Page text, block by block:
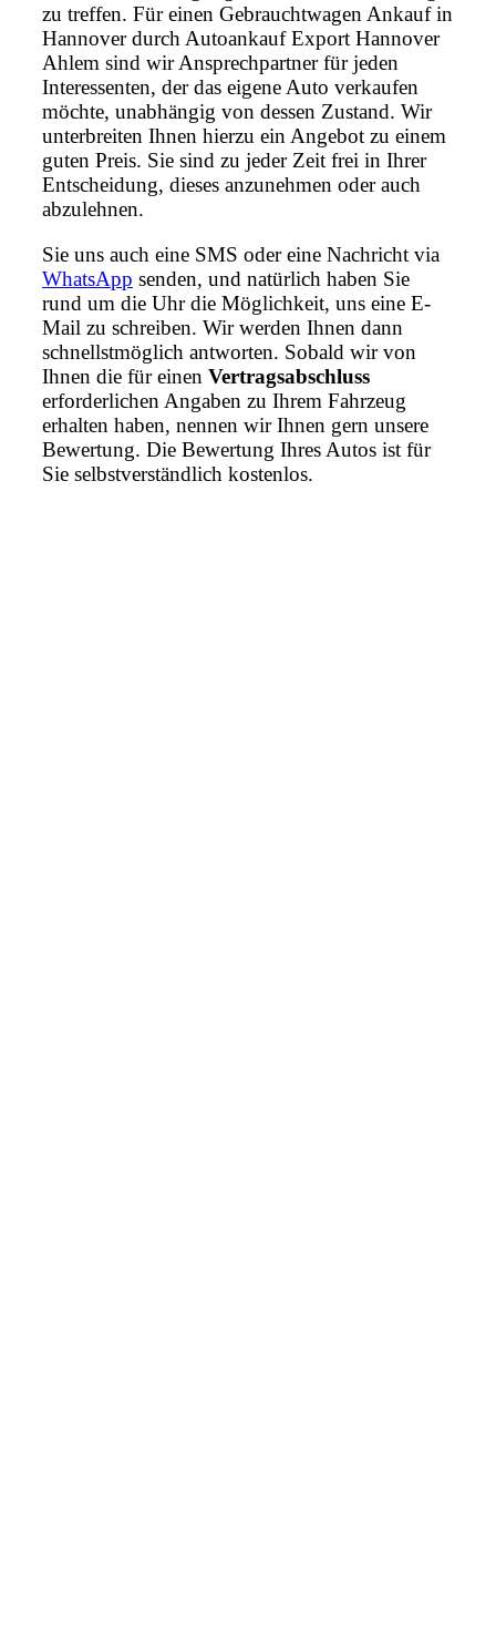
zu treffen. Für einen Gebrauchtwagen Ankauf in
Hannover durch Autoankauf Export Hannover
Ahlem sind wir Ansprechpartner für jeden
Interessenten, der das eigene Auto verkaufen
möchte, unabhängig von dessen Zustand. Wir
unterbreiten Ihnen hierzu ein Angebot zu einem
guten Preis. Sie sind zu jeder Zeit frei in Ihrer
Entscheidung, dieses anzunehmen oder auch
abzulehnen.
Sie uns auch eine SMS oder eine Nachricht via
WhatsApp senden, und natürlich haben Sie
rund um die Uhr die Möglichkeit, uns eine E-
Mail zu schreiben. Wir werden Ihnen dann
schnellstmöglich antworten. Sobald wir von
Ihnen die für einen Vertragsabschluss
erforderlichen Angaben zu Ihrem Fahrzeug
erhalten haben, nennen wir Ihnen gern unsere
Bewertung. Die Bewertung Ihres Autos ist für
Sie selbstverständlich kostenlos.